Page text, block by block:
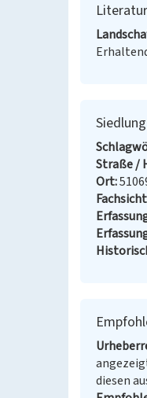
Literatur
Straße /
Ort
diesen